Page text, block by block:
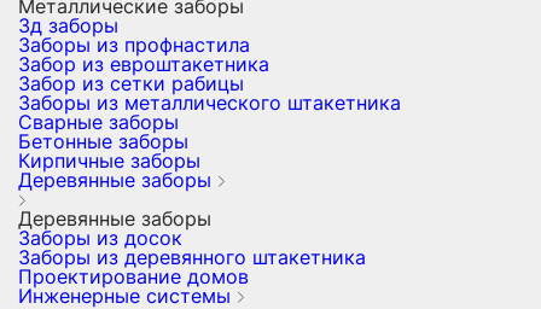
Металлические заборы
3д заборы
Заборы из профнастила
Забор из евроштакетника
Забор из сетки рабицы
Заборы из металлического штакетника
Сварные заборы
Бетонные заборы
Кирпичные заборы
Деревянные заборы
Деревянные заборы
Заборы из досок
Заборы из деревянного штакетника
Проектирование домов
Инженерные системы